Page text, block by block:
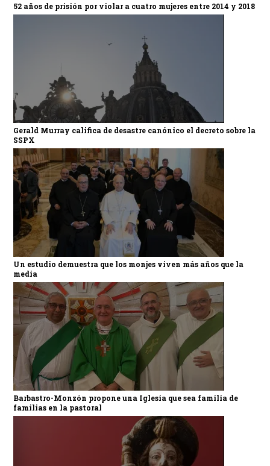
52 años de prisión por violar a cuatro mujeres entre 2014 y 2018
Gerald Murray califica de desastre canónico el decreto sobre la
SSPX
Un estudio demuestra que los monjes viven más años que la
media
Barbastro-Monzón propone una Iglesia que sea familia de
familias en la pastoral